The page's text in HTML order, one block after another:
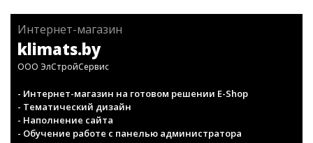
Интернет-магазин
klimats.by
ООО ЭлСтройСервис